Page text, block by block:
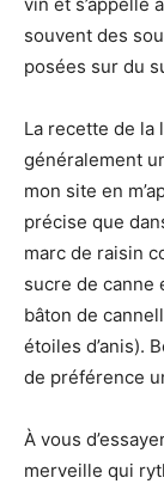
vin et s’appelle
souvent des
posées sur du
La recette de la
généralement
mon site en
précise que
marc de raisin
sucre de canne
bâton de
étoiles d’anis).
de préférence
À vous
merveille qui